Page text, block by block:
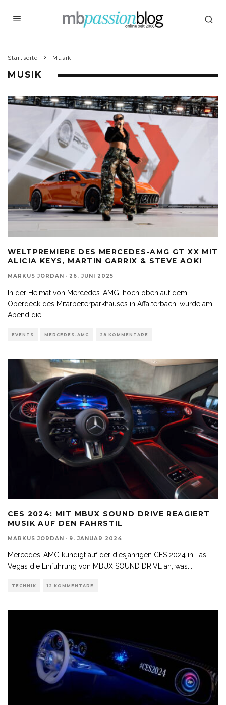
Startseite Musik
MUSIK
WELTPREMIERE DES MERCEDES-AMG GT XX MIT
ALICIA KEYS, MARTIN GARRIX & STEVE AOKI
MARKUS JORDAN · 26. JUNI 2025
In der Heimat von Mercedes-AMG, hoch oben auf dem
Oberdeck des Mitarbeiterparkhauses in Affalterbach, wurde am
Abend die
EVENTS MERCEDES-AMG 28 KOMMENTARE
CES 2024: MIT MBUX SOUND DRIVE REAGIERT
MUSIK AUF DEN FAHRSTIL
MARKUS JORDAN · 9. JANUAR 2024
Mercedes-AMG kündigt auf der diesjährigen CES 2024 in Las
Vegas die Einführung von MBUX SOUND DRIVE an, was...
TECHNIK 12 KOMMENTARE